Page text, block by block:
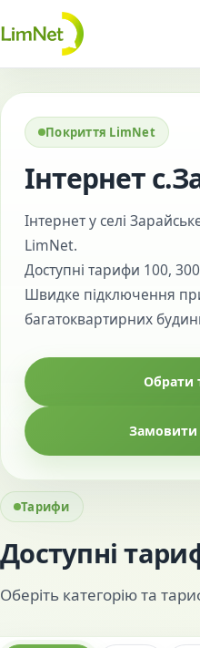
Перейти до контенту
Покриття LimNet
Інтернет
Інтернет у селі
LimNet.
Доступні тарифи 100,
Швидке підключення
багатоквартирних
Обрати
Замовити
Тарифи
Доступні
Оберіть категорію та